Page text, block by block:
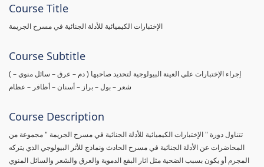
Course Title
الإختبارات الكيميائية للأدلة الجنائية في مسرح الجريمة
Course Subtitle
( إجراء الإختبارات علي العينة البيولوجية لتحديد صاحبها ( دم – عرق – سائل منوي –
شعر – بول – براز – أسنان – أظافر – عظام
Course Description
تتناول دورة " الإختبارات الكيميائية للأدلة الجنائية في مسرح الجريمة " مجموعة من
المحاضرات عن الأدلة الجنائية في مسرح الحادث ونماذج للأثر البيولوجي الذي يتركه
المجرم أو يكون بسبب الضحية مثل اثار البقع الدموية والعرق والشعر والسائل المنوي